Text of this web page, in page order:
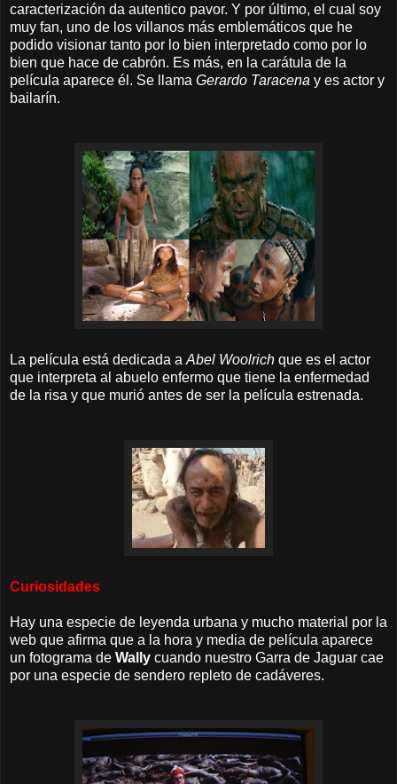
caracterización da autentico pavor. Y por último, el cual soy
muy fan, uno de los villanos más emblemáticos que he
podido visionar tanto por lo bien interpretado como por lo
bien que hace de cabrón. Es más, en la carátula de la
película aparece él. Se llama Gerardo Taracena y es actor y
bailarín.
La película está dedicada a Abel Woolrich que es el actor
que interpreta al abuelo enfermo que tiene la enfermedad
de la risa y que murió antes de ser la película estrenada.
Curiosidades
Hay una especie de leyenda urbana y mucho material por la
web que afirma que a la hora y media de película aparece
un fotograma de Wally cuando nuestro Garra de Jaguar cae
por una especie de sendero repleto de cadáveres.